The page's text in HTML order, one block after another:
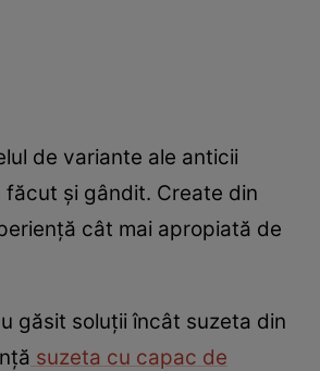
de variante ale anticii
făcut și gândit. Create din
cât mai apropiată de
găsit soluții încât suzeta din
suzeta cu capac de